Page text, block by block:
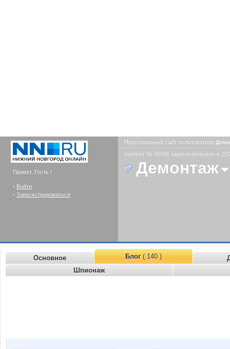
Привет, Гость !
- Войти
- Зарегистрироваться
Персональный сайт пользователя
портрет № 45095 зарегистрирован в
Демонтаж
Основное Блог( 140 )
Шпионаж